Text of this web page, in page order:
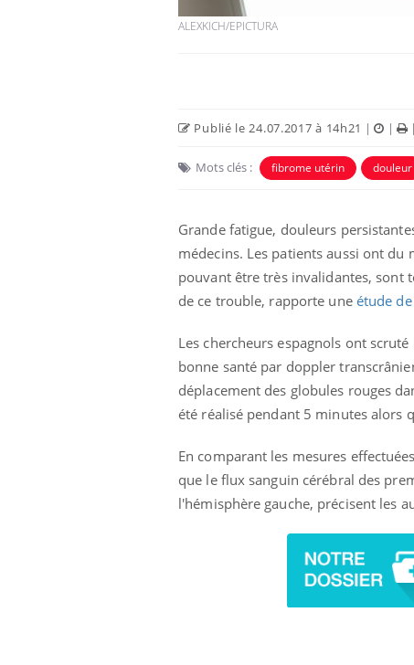
ALEXKICH/EPICTURA
Publié le 24.07.2017 à 14h21 | |
Mots clés : fibrome utérin douleur
Grande fatigue, douleurs
médecins. Les patients aussi ont du
pouvant être très invalidantes, sont
de ce trouble, rapporte une étude
Les chercheurs espagnols ont
bonne santé par doppler
déplacement des globules rouges
été réalisé pendant 5 minutes alors
En comparant les mesures
que le flux sanguin cérébral des
l'hémisphère gauche, précisent les
que dit la science
Le smartphone nuit-il à
l'apprentissage de la
Mordue par une tique en
vacances, elle reste dans